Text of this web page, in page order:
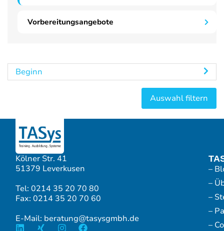
Vorbereitungsangebote
Beginn
Kölner Str. 41
51379 Leverkusen
Tel: 0214 35 20 70 80
Fax: 0214 35 20 70 60
E-Mail: beratung@tasysgmbh.de
–
–
–
–
–